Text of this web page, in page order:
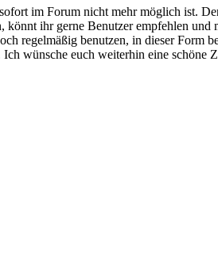
im Forum nicht mehr möglich ist.
ihr gerne Benutzer empfehlen
regelmäßig benutzen, in dieser Form
wünsche euch weiterhin eine schöne